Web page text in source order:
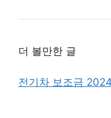
더 볼만한 글
전기차 보조금